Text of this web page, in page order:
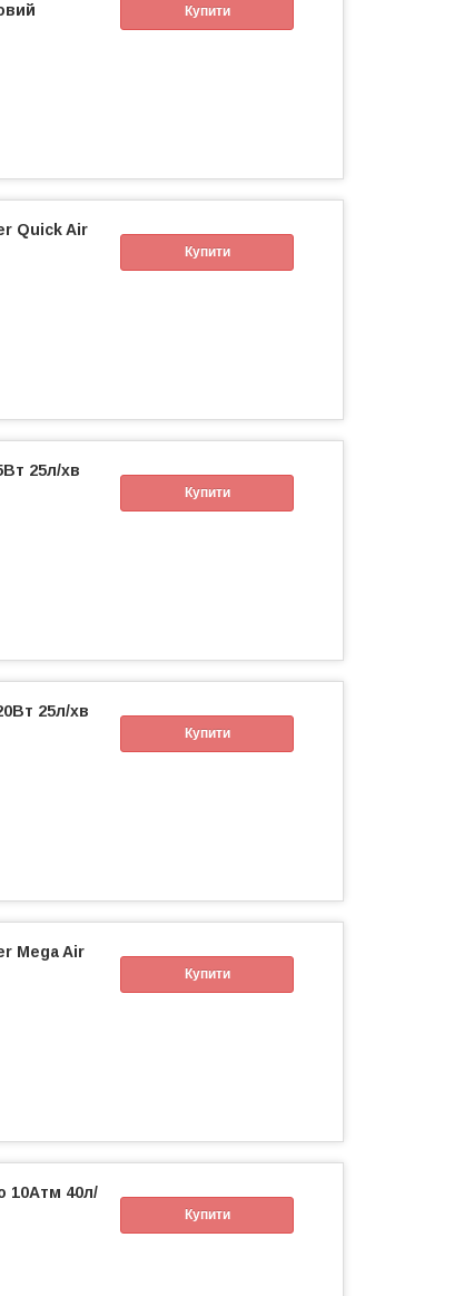
Купити
Купити
Quick Air
Купити
25л/хв
Купити
25л/хв
Купити
Mega Air
Купити
10Атм 40л/